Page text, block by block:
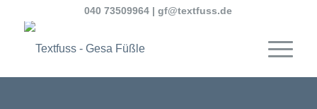
040 73509964 |gf@textfuss.de